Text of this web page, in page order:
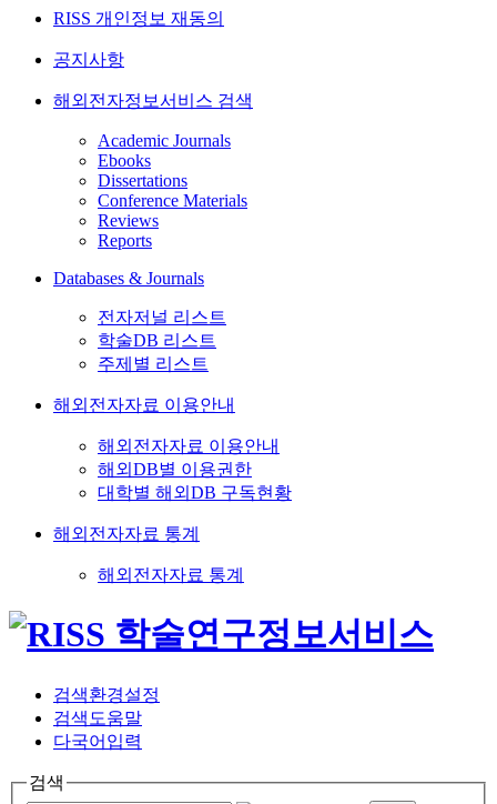
RISS 개인정보 재동의
공지사항
해외전자정보서비스 검색
Academic Journals
Ebooks
Dissertations
Conference Materials
Reviews
Reports
Databases & Journals
전자저널 리스트
학술DB 리스트
주제별 리스트
해외전자자료 이용안내
해외전자자료 이용안내
해외DB별 이용권한
대학별 해외DB 구독현황
해외전자자료 통계
해외전자자료 통계
검색환경설정
검색도움말
다국어입력
검색